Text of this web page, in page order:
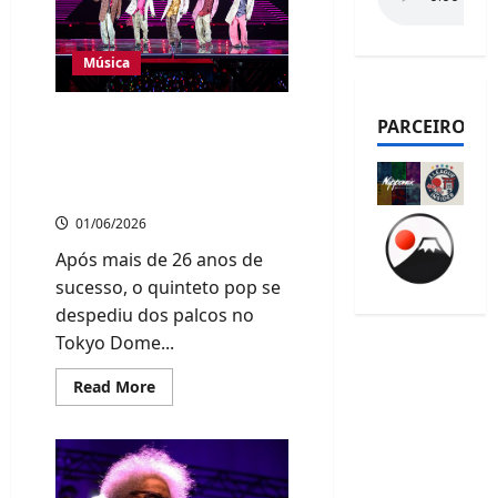
Música
01/06/2026
Após mais de 26 anos de
sucesso, o quinteto pop se
despediu dos palcos no
Tokyo Dome...
Read MoreRead
more
Arashi
encerra
carreira
de
posts
PARCEIROS